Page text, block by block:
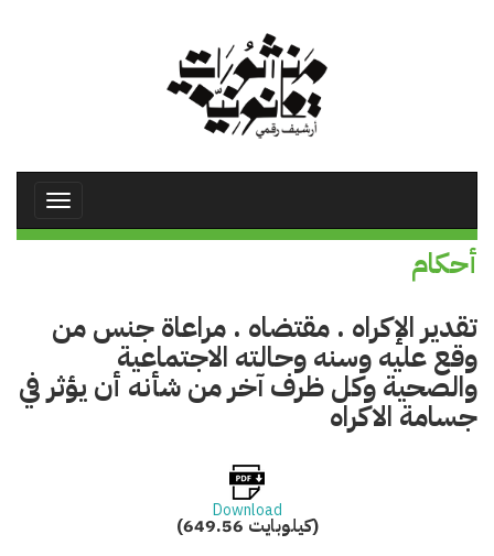
Toggle
أحكام
تقدير الإكراه . مقتضاه . مراعاة جنس من
وقع عليه وسنه وحالته الاجتماعية
والصحية وكل ظرف آخر من شأنه أن يؤثر في
جسامة الاكراه
Download
(649.56 كيلوبايت)